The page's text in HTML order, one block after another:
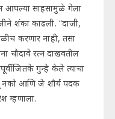
आपल्या साहसामुळे गेला
शंका काढली. “दाजी,
करणार नाही, तसा
चौदावे रत्न दाखवतील
जितके गुन्हे केले त्याचा
नको आणि जे शौर्य पदक
म्हणाला.